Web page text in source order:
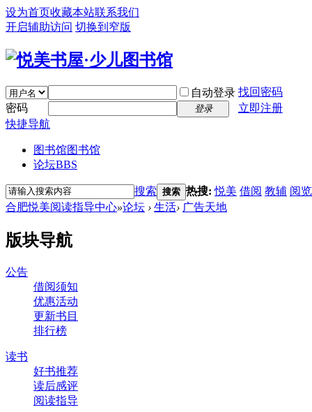
设为首页收藏本站联系我们
开启辅助访问 切换到窄版
自动登录 找回密码
密码
登录
立即注册
快捷导航
图书馆图书馆
论坛BBS
搜索 搜索 热搜:悦美 借阅 教辅 阅览
合肥悦美阅读指导中心»论坛 › 生活› 广告天地
版块导航
公告
借阅须知
优惠活动
更新书目
排行榜
读书
好书推荐
读后感评
阅读指导